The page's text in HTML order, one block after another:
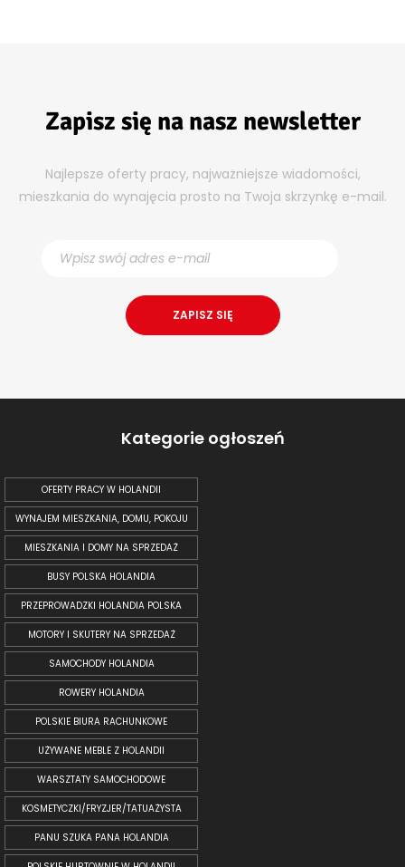
Zapisz się na nasz newsletter
Najlepsze oferty pracy, najważniejsze wiadomości,
mieszkania do wynajęcia prosto na Twoja skrzynkę e-mail.
Kategorie ogłoszeń
OFERTY PRACY W HOLANDII
WYNAJEM MIESZKANIA, DOMU, POKOJU
MIESZKANIA I DOMY NA SPRZEDAŻ
BUSY POLSKA HOLANDIA
PRZEPROWADZKI HOLANDIA POLSKA
MOTORY I SKUTERY NA SPRZEDAŻ
SAMOCHODY HOLANDIA
ROWERY HOLANDIA
POLSKIE BIURA RACHUNKOWE
UŻYWANE MEBLE Z HOLANDII
WARSZTATY SAMOCHODOWE
KOSMETYCZKI/FRYZJER/TATUAŻYSTA
PANU SZUKA PANA HOLANDIA